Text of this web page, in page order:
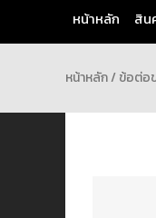
หน้าหลัก สิน
หน้าหลัก/ข้อต่อ